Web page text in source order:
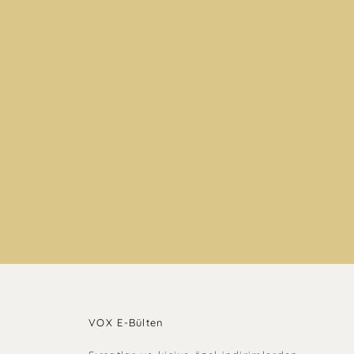
VOX E-Bülten